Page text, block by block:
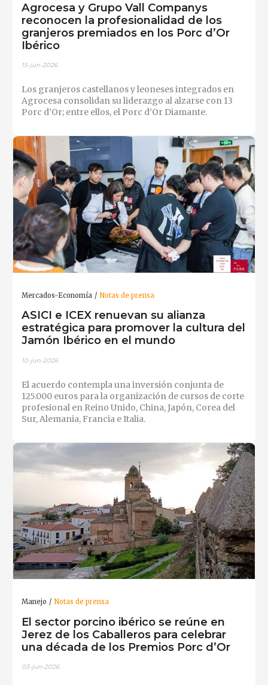
Agrocesa y Grupo Vall Companys
reconocen la profesionalidad de los
granjeros premiados en los Porc d’Or
Ibérico
15-jun-2026
Los granjeros castellanos y leoneses integrados en
Agrocesa consolidan su liderazgo al alzarse con 13
Porc d’Or; entre ellos, el Porc d’Or Diamante.
Mercados-Economía Notas de prensa
ASICI e ICEX renuevan su alianza
estratégica para promover la cultura del
Jamón Ibérico en el mundo
10-jun-2026
El acuerdo contempla una inversión conjunta de
125.000 euros para la organización de cursos de corte
profesional en Reino Unido, China, Japón, Corea del
Sur, Alemania, Francia e Italia.
Manejo Notas de prensa
El sector porcino ibérico se reúne en
Jerez de los Caballeros para celebrar
una década de los Premios Porc d’Or
03-jun-2026